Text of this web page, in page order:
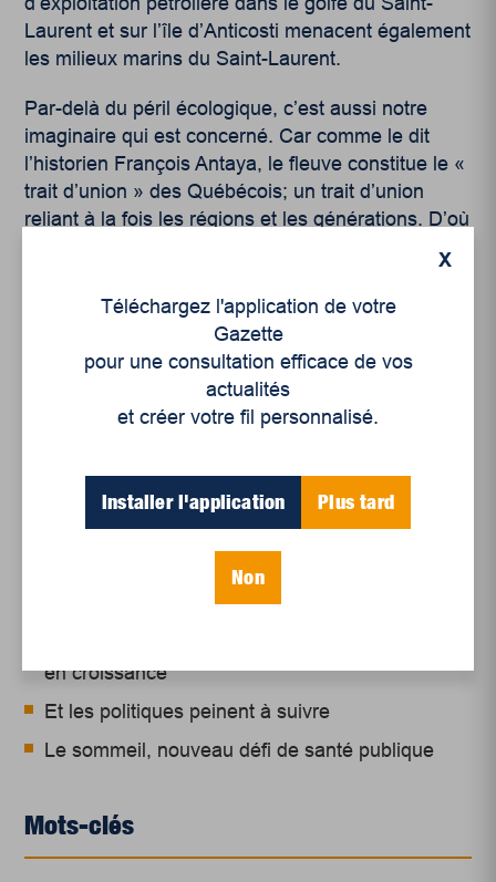
Laurent et sur l’île d’Anticosti menacent également
les milieux marins du Saint-Laurent.
Par-delà du péril écologique, c’est aussi notre
imaginaire qui est concerné. Car comme le dit
l’historien François Antaya, le fleuve constitue le «
trait d’union » des Québécois; un trait d’union
reliant à la fois les régions et les générations. D’où
en croissance
Et les politiques peinent à suivre
Le sommeil, nouveau défi de santé publique
Mots-clés
X
Téléchargez l'application de votre
Gazette
pour une consultation efficace de vos
actualités
et créer votre fil personnalisé.
Installer l'application Plus tard
Non